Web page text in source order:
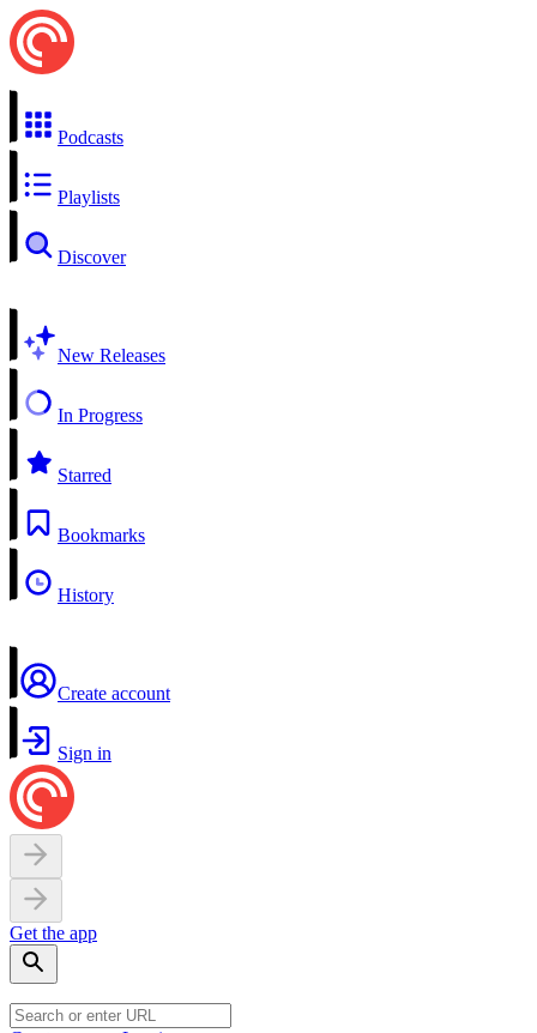
Podcasts
Playlists
Discover
New Releases
In Progress
Starred
Bookmarks
History
Create account
Sign in
Get the app